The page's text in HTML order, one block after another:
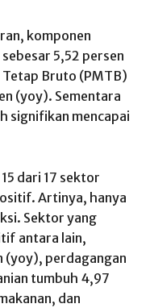
komponen
5,52 persen
Bruto (PMTB)
(yoy). Sementara
signifikan mencapai
dari 17 sektor
Artinya, hanya
Sektor yang
antara lain,
(yoy), perdagangan
tumbuh 4,97
dan